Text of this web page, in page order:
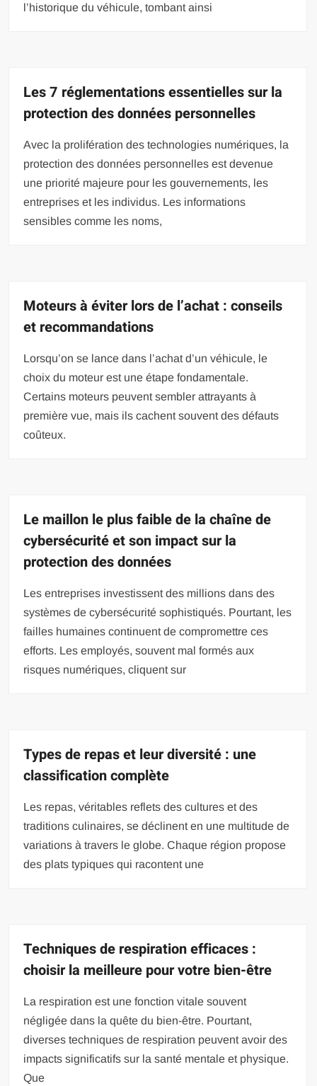
l’historique du véhicule, tombant ainsi
Les 7 réglementations essentielles sur la
protection des données personnelles
Avec la prolifération des technologies numériques, la
protection des données personnelles est devenue
une priorité majeure pour les gouvernements, les
entreprises et les individus. Les informations
sensibles comme les noms,
Moteurs à éviter lors de l’achat : conseils
et recommandations
Lorsqu’on se lance dans l’achat d’un véhicule, le
choix du moteur est une étape fondamentale.
Certains moteurs peuvent sembler attrayants à
première vue, mais ils cachent souvent des défauts
coûteux.
Le maillon le plus faible de la chaîne de
cybersécurité et son impact sur la
protection des données
Les entreprises investissent des millions dans des
systèmes de cybersécurité sophistiqués. Pourtant, les
failles humaines continuent de compromettre ces
efforts. Les employés, souvent mal formés aux
risques numériques, cliquent sur
Types de repas et leur diversité : une
classification complète
Les repas, véritables reflets des cultures et des
traditions culinaires, se déclinent en une multitude de
variations à travers le globe. Chaque région propose
des plats typiques qui racontent une
Techniques de respiration efficaces :
choisir la meilleure pour votre bien-être
La respiration est une fonction vitale souvent
négligée dans la quête du bien-être. Pourtant,
diverses techniques de respiration peuvent avoir des
impacts significatifs sur la santé mentale et physique.
Que